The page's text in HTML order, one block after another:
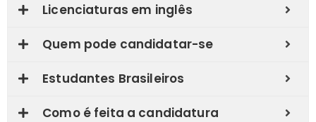
Licenciaturas em inglês
Quem pode candidatar-se
Estudantes Brasileiros
Como é feita a candidatura